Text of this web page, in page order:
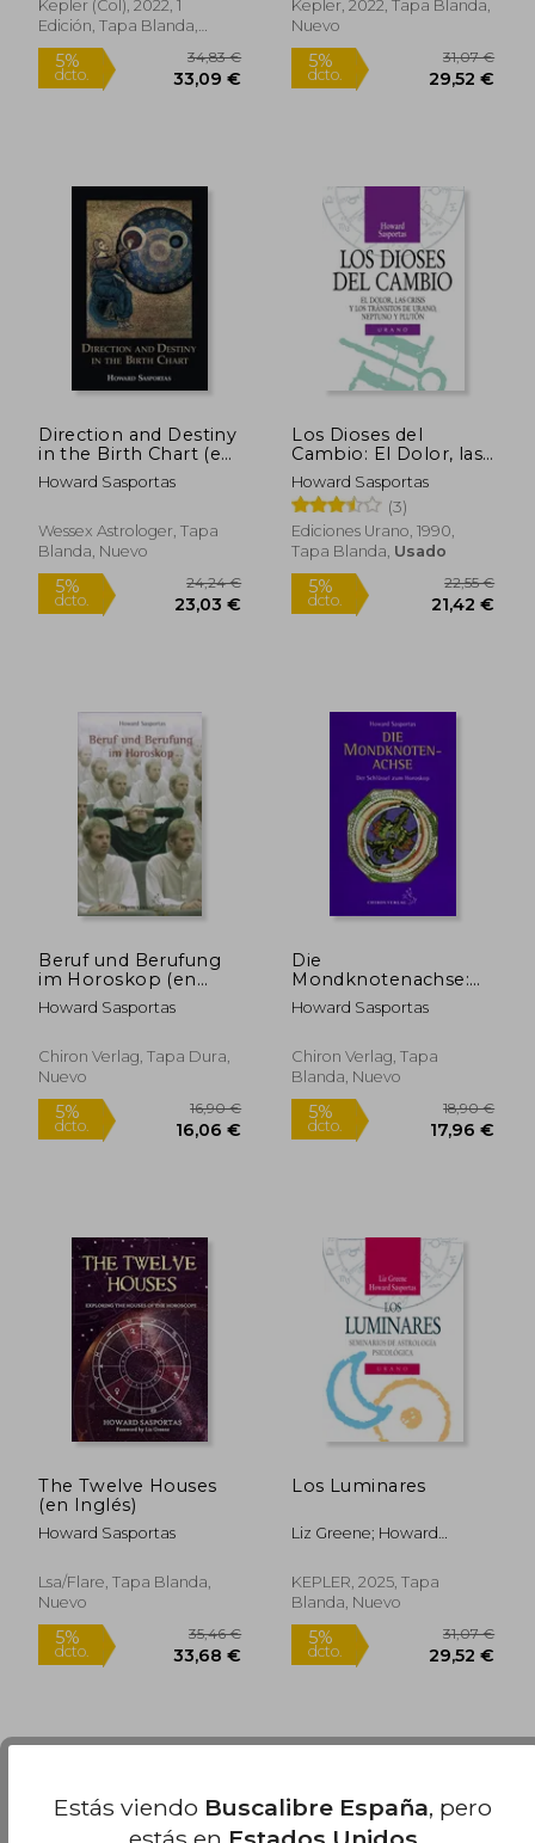
Kepler (Col), 2022, 1
Edición, Tapa Blanda,
Nuevo
5%
dcto. 33,09 €
Kepler, 2022, Tapa Blanda,
Nuevo
5%
dcto.
Direction and Destiny
in the Birth Chart (en
Inglés)
Howard Sasportas
Wessex Astrologer, Tapa
Blanda, Nuevo
5%
Los Dioses del
Cambio: El Dolor, las
Crisis y los Transitos
de ur Ano, Neptuno y
Pluton
Howard Sasportas
(3)
Ediciones Urano, 1990,
Tapa Blanda, Usado
5%
Beruf und Berufung
im Horoskop (en
Alemán)
Howard Sasportas
Chiron Verlag, Tapa Dura,
Nuevo
5%
Die
Mondknotenachse:
Der Schlüssel zum
Horoskop (en
Howard Sasportas
Chiron Verlag, Tapa
Blanda, Nuevo
The Twelve Houses
(en Inglés)
Howard Sasportas
Lsa/Flare, Tapa Blanda,
Nuevo
Los Luminares
Liz Greene; Howard
KEPLER, 2025, Tapa
Blanda, Nuevo
Estás viendo Buscalibre España, pero